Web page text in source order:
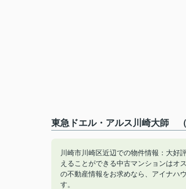
東急ドエル・アルス川崎大師
川崎市川崎区近辺での物件情報：大
えることができる中古マンションはオ
の不動産情報をお求めなら、アイナハ
す。